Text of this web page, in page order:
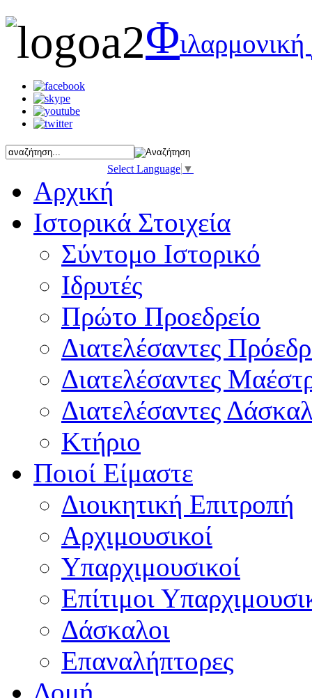
Φιλαρμονική
Select Language ▼
Αρχική
Ιστορικά Στοιχεία
Σύντομο Ιστορικό
Ιδρυτές
Πρώτο Προεδρείο
Διατελέσαντες
Διατελέσαντες
Διατελέσαντες
Κτήριο
Ποιοί Είμαστε
Διοικητική Επιτροπή
Aρχιμουσικοί
Υπαρχιμουσικοί
Επίτιμοι
Δάσκαλοι
Επαναλήπτορες
Δομή